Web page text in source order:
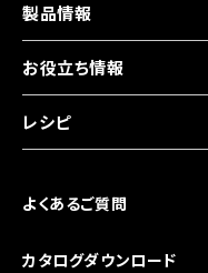
製品情報
お役立ち情報
レシピ
よくあるご質問
カタログダウンロード